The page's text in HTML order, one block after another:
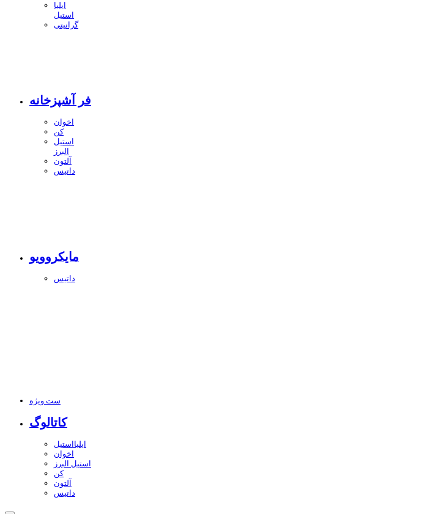
ایلیا
استیل
گرانیتی
فر آشپزخانه
اخوان
کن
استیل
البرز
آلتون
داتیس
مایکروویو
داتیس
ست ویژه
کاتالوگ
ایلیااستیل
اخوان
استیل البرز
کن
آلتون
داتیس